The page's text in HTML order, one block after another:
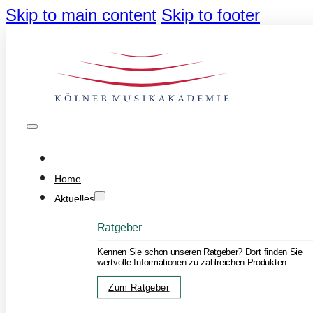
Skip to main content Skip to footer
Home
Aktuelles
Ratgeber
Kennen Sie schon unseren Ratgeber? Dort finden Sie
wertvolle Informationen zu zahlreichen Produkten.
Zum Ratgeber